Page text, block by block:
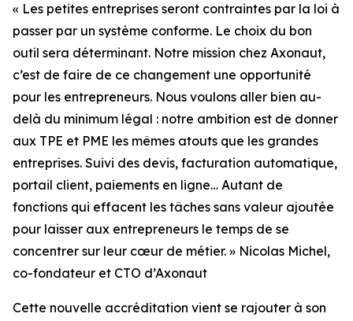
« Les petites entreprises seront contraintes par la loi à
passer par un système conforme. Le choix du bon
outil sera déterminant. Notre mission chez Axonaut,
c’est de faire de ce changement une opportunité
pour les entrepreneurs. Nous voulons aller bien au-
delà du minimum légal : notre ambition est de donner
aux TPE et PME les mêmes atouts que les grandes
entreprises. Suivi des devis, facturation automatique,
portail client, paiements en ligne… Autant de
fonctions qui effacent les tâches sans valeur ajoutée
pour laisser aux entrepreneurs le temps de se
concentrer sur leur cœur de métier. » Nicolas Michel,
co-fondateur et CTO d’Axonaut
Cette nouvelle accréditation vient se rajouter à son